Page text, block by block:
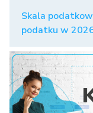
Skala
podatku w